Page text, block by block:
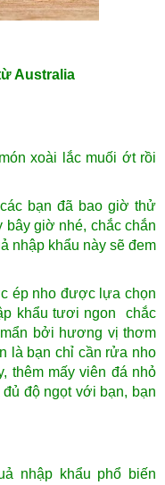
Australia
xoài lắc muối ớt rồi
bạn đã bao giờ thử
giờ nhé, chắc chắn
nhập khẩu này sẽ đem
ép nho được lựa chọn
khẩu tươi ngon chắc
bởi hương vị thơm
là bạn chỉ cần rửa nho
thêm mấy viên đá nhỏ
độ ngọt với bạn, bạn
nhập khẩu phổ biến